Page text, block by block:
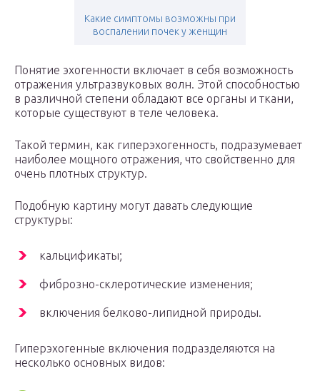
Какие симптомы возможны при
воспалении почек у женщин
Понятие эхогенности включает в себя возможность
отражения ультразвуковых волн. Этой способностью
в различной степени обладают все органы и ткани,
которые существуют в теле человека.
Такой термин, как гиперэхогенность, подразумевает
наиболее мощного отражения, что свойственно для
очень плотных структур.
Подобную картину могут давать следующие
структуры:
кальцификаты;
фиброзно-склеротические изменения;
включения белково-липидной природы.
Гиперэхогенные включения подразделяются на
несколько основных видов: